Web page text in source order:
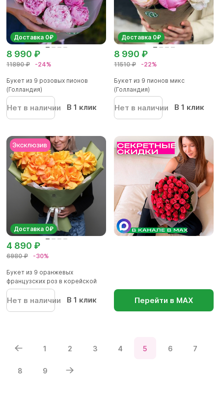
Доставка 0₽
11890 ₽ -24%
8 990 ₽
Букет из 9 розовых пионов
(Голландия)
Нет в наличии В 1 клик
Доставка 0₽
11510 ₽ -22%
8 990 ₽
Букет из 9 пионов микс
(Голландия)
Нет в наличии В 1 клик
Доставка 0₽
6980 ₽ -30%
4 890 ₽
Букет из 9 оранжевых
французских роз в корейской
упаков...
Нет в наличии В 1 клик Перейти в МАХ
1 2 3 4 5 6 7
8 9